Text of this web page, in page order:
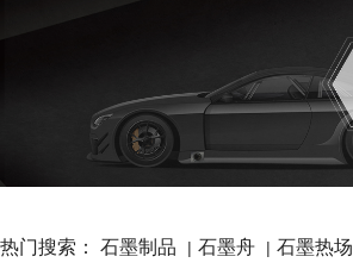
热门搜索： 石墨制品 | 石墨舟 | 石墨热场